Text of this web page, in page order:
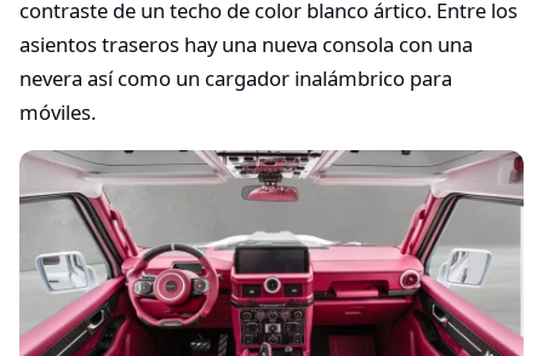
contraste de un techo de color blanco ártico. Entre los
asientos traseros hay una nueva consola con una
nevera así como un cargador inalámbrico para
móviles.